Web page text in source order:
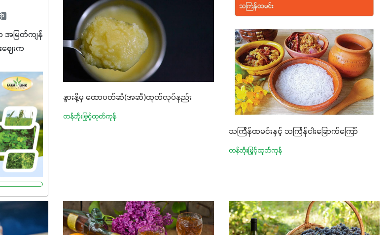
ာ
အမြတ်ကျန်
ဈေးက
တ်တွေက
င်းအားစု
ထိန်းထား
✔️ဒါ
က်အကျိုးရ
သွင်းအား
င့်ပါတယ်။
နွားနို့မှ ထောပတ်ဆီ(အဆီ)ထုတ်လုပ်နည်း
တန်ဘိုးမြှင့်ထုတ်ကုန်
သင်္ကြန်ထမင်းနှင့် သင်္ကြန်ငါးခြောက်ကြော်
တန်ဘိုးမြှင့်ထုတ်ကုန်